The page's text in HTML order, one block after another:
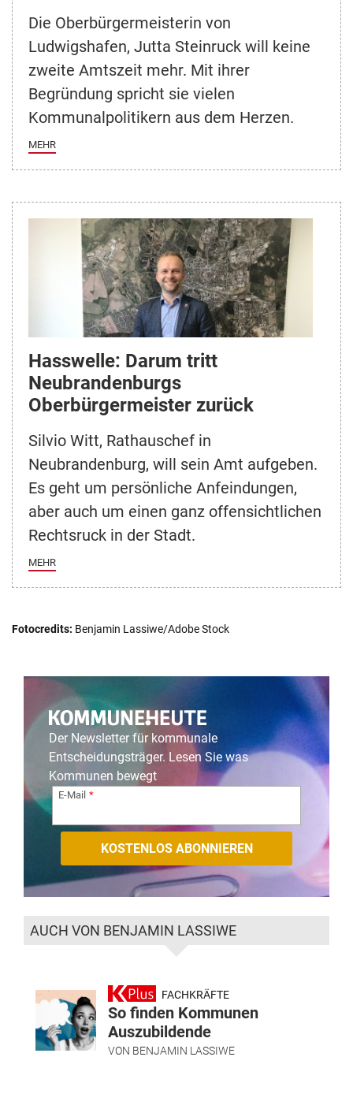
Die Oberbürgermeisterin von
Ludwigshafen, Jutta Steinruck will keine
zweite Amtszeit mehr. Mit ihrer
Begründung spricht sie vielen
Kommunalpolitikern aus dem Herzen.
MEHR
Hasswelle: Darum tritt
Neubrandenburgs
Oberbürgermeister zurück
Silvio Witt, Rathauschef in
Neubrandenburg, will sein Amt aufgeben.
Es geht um persönliche Anfeindungen,
aber auch um einen ganz offensichtlichen
Rechtsruck in der Stadt.
MEHR
Fotocredits: Benjamin Lassiwe/Adobe Stock
Der Newsletter für kommunale
Entscheidungsträger. Lesen Sie was
Kommunen bewegt
E-Mail
AUCH VON BENJAMIN LASSIWE
FACHKRÄFTE
So finden Kommunen
Auszubildende
VON BENJAMIN LASSIWE